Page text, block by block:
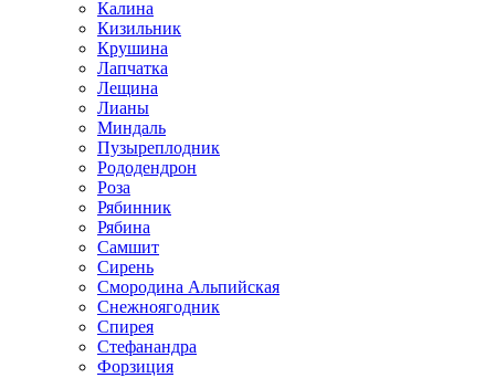
Калина
Кизильник
Крушина
Лапчатка
Лещина
Лианы
Миндаль
Пузыреплодник
Рододендрон
Роза
Рябинник
Рябина
Самшит
Сирень
Смородина Альпийская
Снежноягодник
Спирея
Стефанандра
Форзиция